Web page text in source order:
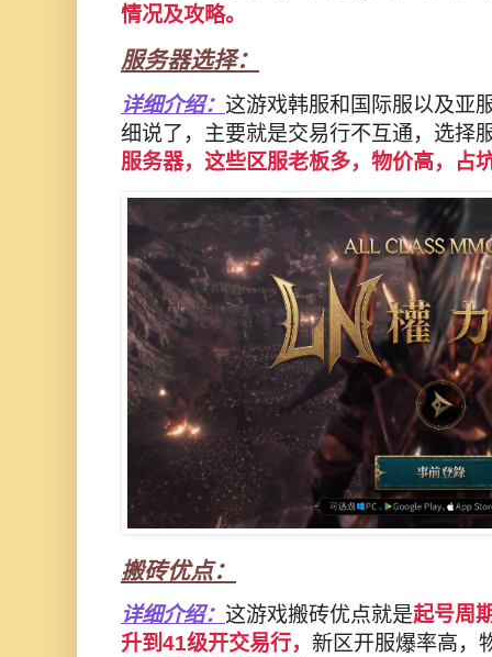
情况及攻略。
服务器选择：
详细介绍： 这游戏韩服和国际服以及亚
细说了，主要就是交易行不互通，选择
服务器，这些区服老板多，物价高，占
搬砖优点：
详细介绍： 这游戏搬砖优点就是起号周
升到41级开交易行， 新区开服爆率高，